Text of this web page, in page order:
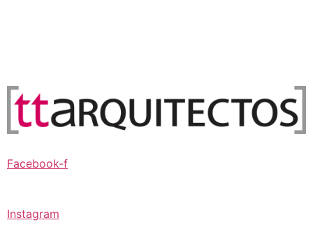
Facebook-f
Instagram